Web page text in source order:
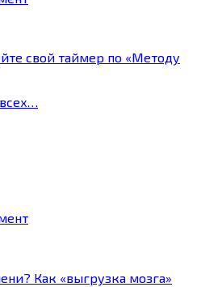
свой таймер по «Методу
Как «выгрузка мозга»